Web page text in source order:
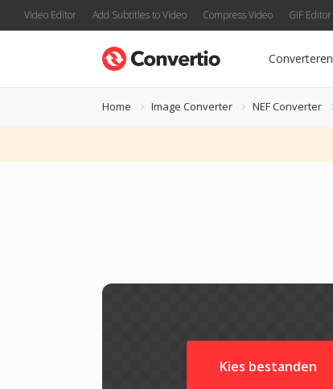
Video Editor Add Subtitles to Video Compress Video GIF Editor
Converteren
Home Image Converter NEF Converter
Kies bestanden